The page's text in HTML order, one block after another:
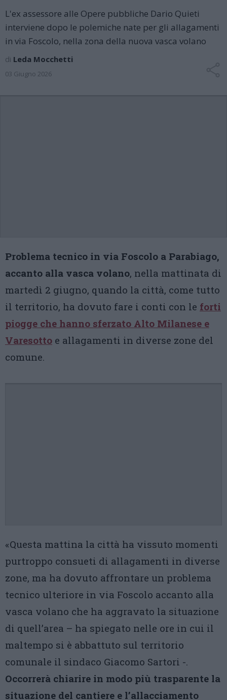
L'ex assessore alle Opere pubbliche Dario Quieti
interviene dopo le polemiche nate per gli allagamenti
in via Foscolo, nella zona della nuova vasca volano
di Leda Mocchetti
03 Giugno 2026
Problema tecnico in via Foscolo a Parabiago,
accanto alla vasca volano, nella mattinata di
martedì 2 giugno, quando la città, come tutto
il territorio, ha dovuto fare i conti con le forti
piogge che hanno sferzato Alto Milanese e
Varesotto e allagamenti in diverse zone del
comune.
«Questa mattina la città ha vissuto momenti
purtroppo consueti di allagamenti in diverse
zone, ma ha dovuto affrontare un problema
tecnico ulteriore in via Foscolo accanto alla
vasca volano che ha aggravato la situazione
di quell’area – ha spiegato nelle ore in cui il
maltempo si è abbattuto sul territorio
comunale il sindaco Giacomo Sartori -.
Occorrerà chiarire in modo più trasparente la
situazione del cantiere e l’allacciamento